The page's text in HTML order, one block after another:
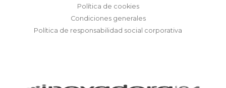
Política de cookies
Condiciones generales
Política de responsabilidad social corporativa